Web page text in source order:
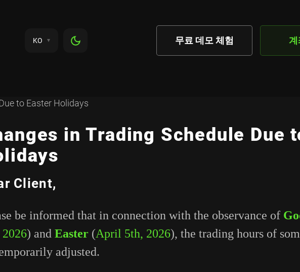
KO 무료 데모 체험 계
in Trading Schedule Due
Client,
be informed that in connection with the observance of
) and Easter(April 5th, 2026), the trading hours of
adjusted.